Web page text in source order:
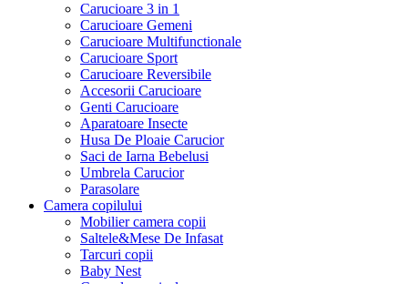
Carucioare 3 in 1
Carucioare Gemeni
Carucioare Multifunctionale
Carucioare Sport
Carucioare Reversibile
Accesorii Carucioare
Genti Carucioare
Aparatoare Insecte
Husa De Ploaie Carucior
Saci de Iarna Bebelusi
Umbrela Carucior
Parasolare
Camera copilului
Mobilier camera copii
Saltele&Mese De Infasat
Tarcuri copii
Baby Nest